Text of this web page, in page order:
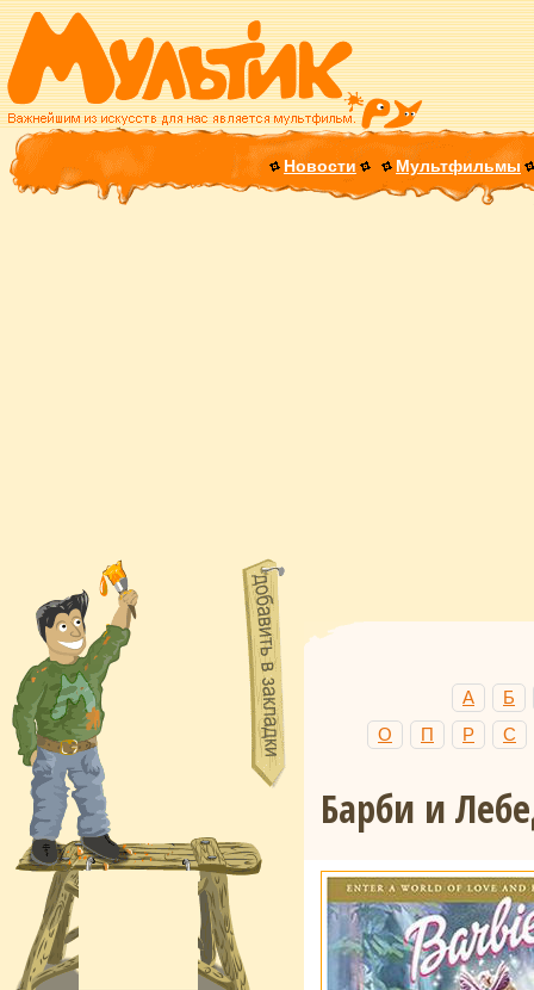
Новости Мультфильмы
А
Б
О
П Р С
Барби и